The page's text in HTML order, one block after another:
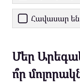
Հավասար են
Մեր
ո՞ր